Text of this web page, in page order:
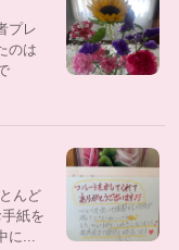
プレ
のは
んど
紙を
に...